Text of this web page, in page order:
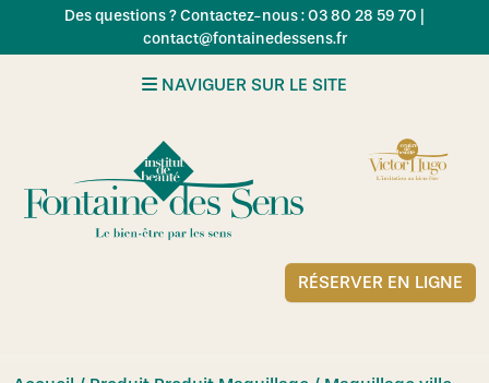
Skip to main content
Des questions ? Contactez-nous : 03 80 28 59 70 |
contact@fontainedessens.fr
NAVIGUER SUR LE SITE
RÉSERVER EN LIGNE